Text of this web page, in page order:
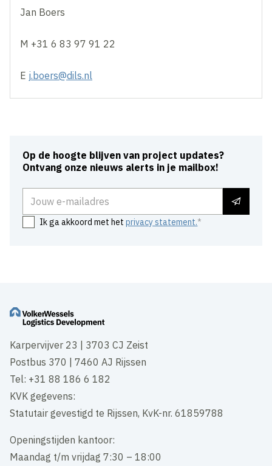
Jan Boers
M +31 6 83 97 91 22
E j.boers@dils.nl
Op de hoogte blijven van project updates?
Ontvang onze nieuws alerts in je mailbox!
Ik ga akkoord met hetprivacy statement.
Karpervijver 23 | 3703 CJ Zeist
Postbus 370 | 7460 AJ Rijssen
Tel: +31 88 186 6 182
KVK gegevens:
Statutair gevestigd te Rijssen, KvK-nr. 61859788
Openingstijden kantoor:
Maandag t/m vrijdag 7:30 – 18:00